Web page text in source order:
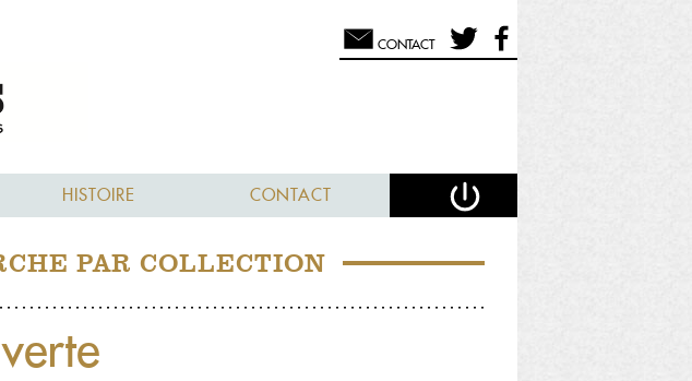
CONTACT
HISTOIRE CONTACT
PAR COLLECTION